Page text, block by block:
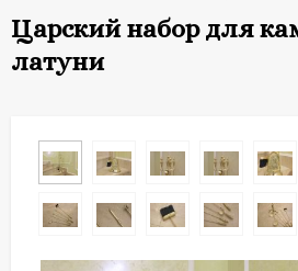
Царский набор для
латуни